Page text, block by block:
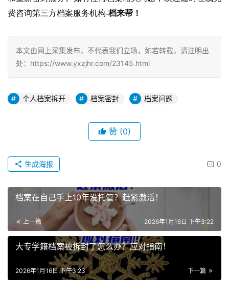
费咨询第三方档案服务机构-档来帮！
本文由网上采集发布，不代表我们立场，如若转载，请注明出
处：https://www.yxzjhr.com/23145.html
个人档案拆开 档案密封 档案问题
赞 (0)
0
生成海报
档案在自己手上10年没托管？赶紧激活！
上一篇 2026年1月16日 下午3:22
大专学籍档案被拆封了怎么办？应对指南！
下一篇
2026年1月16日 下午3:23